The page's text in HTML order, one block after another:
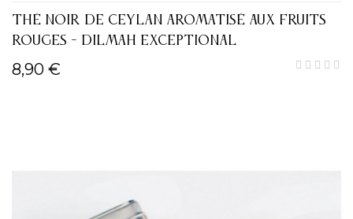
THÉ NOIR DE CEYLAN AROMATISÉ AUX FRUITS
ROUGES - DILMAH EXCEPTIONAL
8,90 €